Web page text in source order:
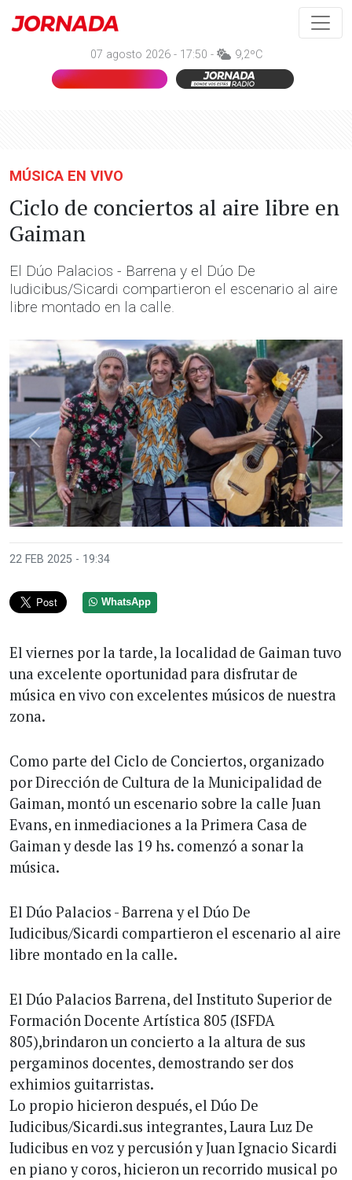
07 agosto 2026 - 17:50 - 9,2ºC
MÚSICA EN VIVO
Ciclo de conciertos al aire libre en
Gaiman
El Dúo Palacios - Barrena y el Dúo De
Iudicibus/Sicardi compartieron el escenario al aire
libre montado en la calle.
Anterior
22 FEB 2025 - 19:34
WhatsApp
El viernes por la tarde, la localidad de Gaiman tuvo
una excelente oportunidad para disfrutar de
música en vivo con excelentes músicos de nuestra
zona.
Como parte del Ciclo de Conciertos, organizado
por Dirección de Cultura de la Municipalidad de
Gaiman, montó un escenario sobre la calle Juan
Evans, en inmediaciones a la Primera Casa de
Gaiman y desde las 19 hs. comenzó a sonar la
música.
El Dúo Palacios - Barrena y el Dúo De
Iudicibus/Sicardi compartieron el escenario al aire
libre montado en la calle.
El Dúo Palacios Barrena, del Instituto Superior de
Formación Docente Artística 805 (ISFDA
805),brindaron un concierto a la altura de sus
pergaminos docentes, demostrando ser dos
exhimios guitarristas.
Lo propio hicieron después, el Dúo De
Iudicibus/Sicardi.sus integrantes, Laura Luz De
Iudicibus en voz y percusión y Juan Ignacio Sicardi
en piano y coros, hicieron un recorrido musical po